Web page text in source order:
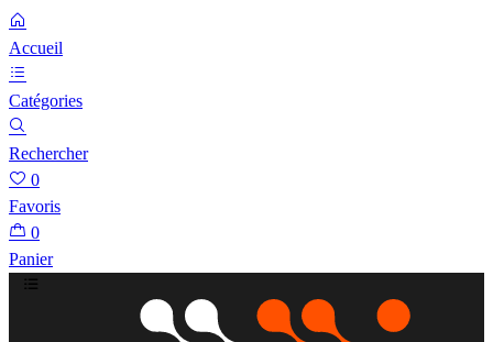
Accueil
Catégories
Rechercher
0
Favoris
0
Panier